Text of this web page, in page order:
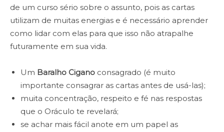
de um curso sério sobre o assunto, pois as cartas
utilizam de muitas energias e é necessário aprender
como lidar com elas para que isso não atrapalhe
futuramente em sua vida.
Um Baralho Cigano consagrado (é muito
importante consagrar as cartas antes de usá-las);
muita concentração, respeito e fé nas respostas
que o Oráculo te revelará;
se achar mais fácil anote em um papel as